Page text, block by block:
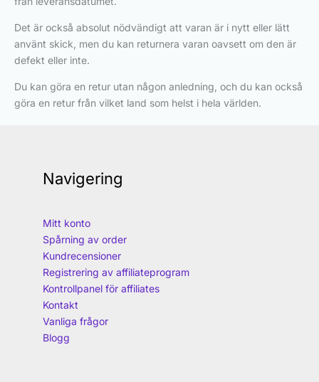
Det är också absolut nödvändigt att varan är i nytt eller lätt
använt skick, men du kan returnera varan oavsett om den är
defekt eller inte.
Du kan göra en retur utan någon anledning, och du kan också
göra en retur från vilket land som helst i hela världen.
Navigering
Mitt konto
Spårning av order
Kundrecensioner
Registrering av affiliateprogram
Kontrollpanel för affiliates
Kontakt
Vanliga frågor
Blogg